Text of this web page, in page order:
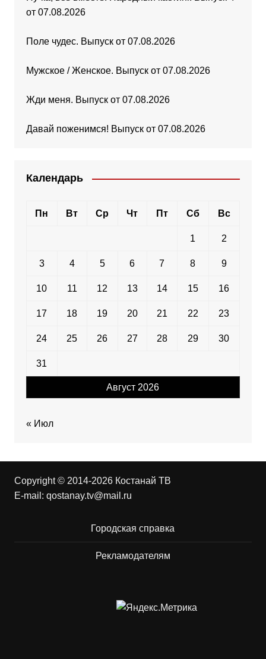
от 07.08.2026
Поле чудес. Выпуск от 07.08.2026
Мужское / Женское. Выпуск от 07.08.2026
Жди меня. Выпуск от 07.08.2026
Давай поженимся! Выпуск от 07.08.2026
Календарь
Август 2026
Пн Вт Ср Чт Пт Сб Вс
1 2
3 4 5 6 7 8 9
10 11 12 13 14 15 16
17 18 19 20 21 22 23
24 25 26 27 28 29 30
31
« Июл
Copyright © 2014-2026 Костанай ТВ
E-mail: qostanay.tv@mail.ru
Городская справка
Рекламодателям